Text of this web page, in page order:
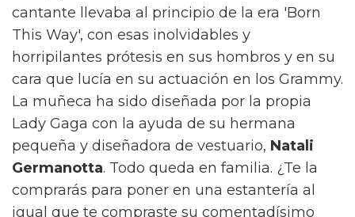
cantante llevaba al principio de la era 'Born
This Way', con esas inolvidables y
horripilantes prótesis en sus hombros y en su
cara que lucía en su actuación en los Grammy.
La muñeca ha sido diseñada por la propia
Lady Gaga con la ayuda de su hermana
pequeña y diseñadora de vestuario, Natali
Germanotta. Todo queda en familia. ¿Te la
comprarás para poner en una estantería al
igual que te compraste su comentadísimo